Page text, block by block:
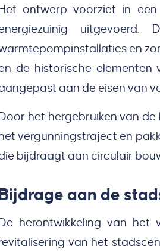
Het ontwerp voorziet in
uitgevoerd.
en
de historische
aan de eisen van
Door het hergebruiken van
het vergunningstraject en
bijdraagt aan circulair
Bijdrage aan de
De herontwikkeling van het
van het